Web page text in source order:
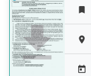



